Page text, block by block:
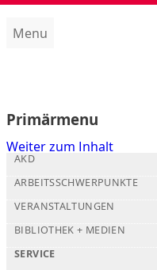
Menu
Primärmenu
Weiter zum Inhalt
AKD
ARBEITSSCHWERPUNKTE
VERANSTALTUNGEN
BIBLIOTHEK + MEDIEN
SERVICE